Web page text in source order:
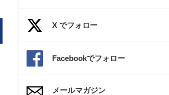
X でフォロー
Facebookでフォロー
メールマガジン